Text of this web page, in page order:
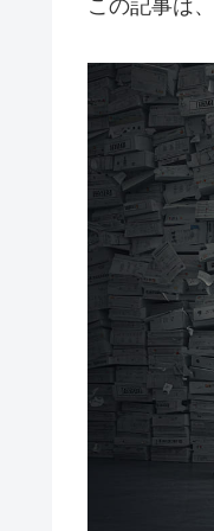
この記事は、